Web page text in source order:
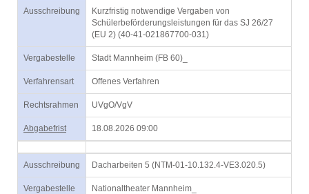
Ausschreibung
Kurzfristig notwendige Vergaben von
Schülerbeförderungsleistungen für das SJ 26/27
(EU 2) (40-41-021867700-031)
Vergabestelle Stadt Mannheim (FB 60)_
Verfahrensart Offenes Verfahren
Rechtsrahmen UVgO/VgV
Abgabefrist 18.08.2026 09:00
Ausschreibung Dacharbeiten 5 (NTM-01-10.132.4-VE3.020.5)
Vergabestelle Nationaltheater Mannheim_